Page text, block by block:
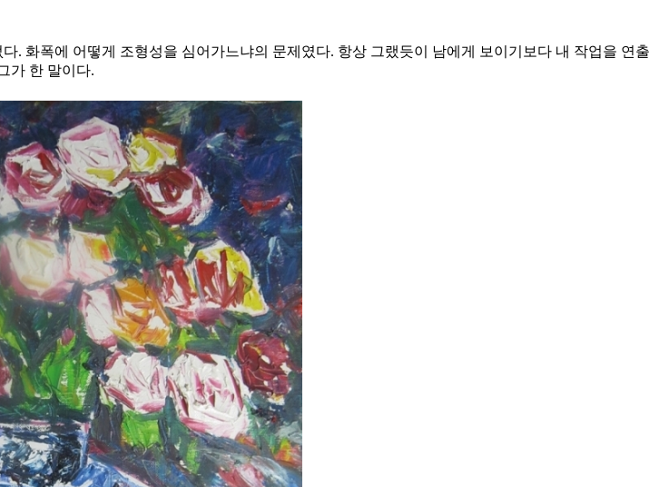
. 화폭에 어떻게 조형성을 심어가느냐의 문제였다. 항상 그랬듯이 남에게 보이기보다 내 작업을 연출
가 한 말이다.